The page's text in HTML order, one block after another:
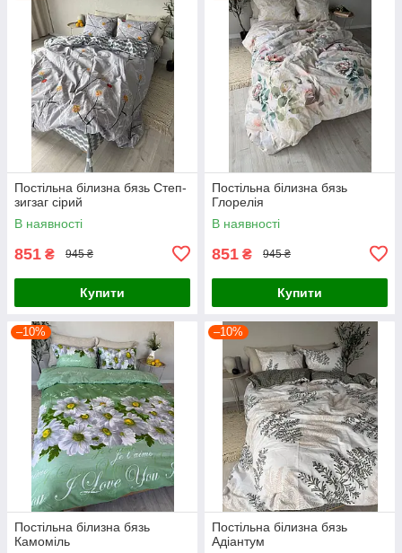
Постільна білизна бязь Степ-
зигзаг сірий
В наявності
851 ₴ 945 ₴
Купити
Постільна білизна бязь
Глорелія
В наявності
851 ₴ 945 ₴
Купити
–10%
Постільна білизна бязь
Камоміль
–10%
Постільна білизна бязь
Адіантум